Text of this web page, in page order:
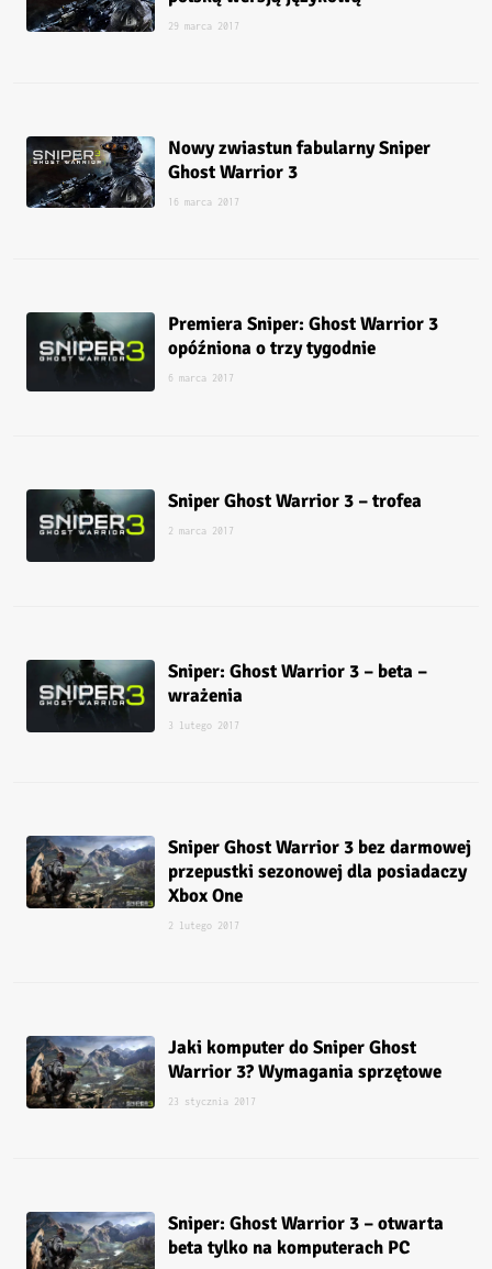
29 marca 2017
Nowy zwiastun fabularny Sniper
Ghost Warrior 3
16 marca 2017
Premiera Sniper: Ghost Warrior 3
opóźniona o trzy tygodnie
6 marca 2017
Sniper Ghost Warrior 3 – trofea
2 marca 2017
Sniper: Ghost Warrior 3 – beta –
wrażenia
3 lutego 2017
Sniper Ghost Warrior 3 bez darmowej
przepustki sezonowej dla posiadaczy
Xbox One
2 lutego 2017
Jaki komputer do Sniper Ghost
Warrior 3? Wymagania sprzętowe
23 stycznia 2017
Sniper: Ghost Warrior 3 – otwarta
beta tylko na komputerach PC